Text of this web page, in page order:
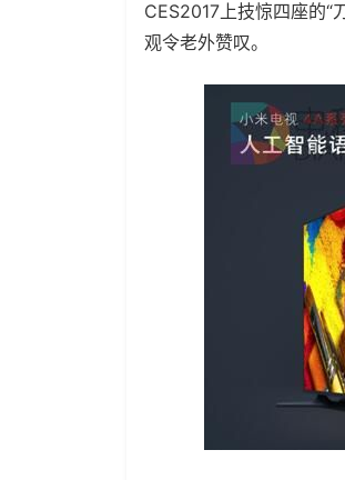
CES2017上技惊四座的“
观令老外赞叹。